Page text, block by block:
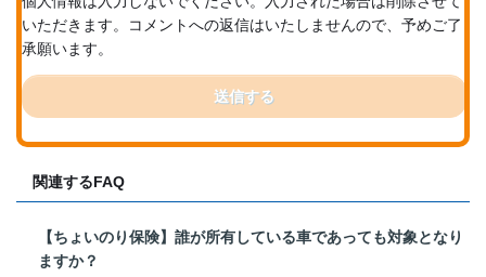
いただきます。コメントへの返信はいたしませんので、予めご了
承願います。
送信する
関連するFAQ
【ちょいのり保険】誰が所有している車であっても対象となり
ますか？